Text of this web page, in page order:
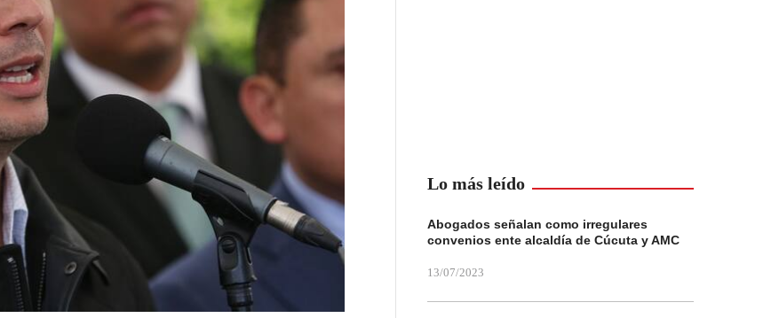
Lo más leído
Abogados señalan como irregulares
convenios ente alcaldía de Cúcuta y AMC
13/07/2023